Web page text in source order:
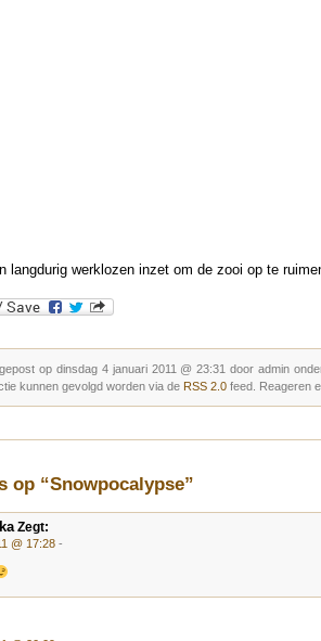
langdurig werklozen inzet om de zooi op te
op dinsdag 4 januari 2011 @ 23:31 door admin
kunnen gevolgd worden via de RSS 2.0 feed. Reageren
op “Snowpocalypse”
Zegt:
@ 17:28 -